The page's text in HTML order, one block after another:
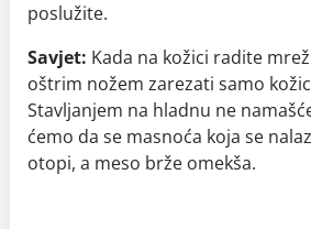
poslužite.
Savjet: Kada na kožici radite
oštrim nožem zarezati samo
Stavljanjem na hladnu ne
ćemo da se masnoća koja se
otopi, a meso brže omekša.